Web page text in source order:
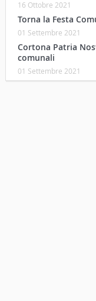
16 Ottobre 2021
Torna la Festa
01 Settembre 2021
Cortona Patria
comunali
01 Settembre 2021